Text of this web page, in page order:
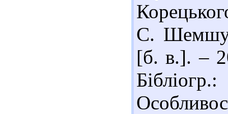
С.
[б. в.]. –